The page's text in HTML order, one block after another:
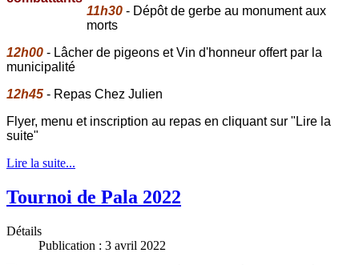
11h30 - Dépôt de gerbe au monument aux
morts
12h00 - Lâcher de pigeons et Vin d'honneur offert par la
municipalité
12h45 - Repas Chez Julien
Flyer, menu et inscription au repas en cliquant sur "Lire la
suite"
Lire la suite...
Tournoi de Pala 2022
Détails
Publication : 3 avril 2022